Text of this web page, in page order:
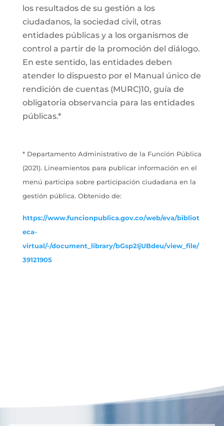
los resultados de su gestión a los
ciudadanos, la sociedad civil, otras
entidades públicas y a los organismos de
control a partir de la promoción del diálogo.
En este sentido, las entidades deben
atender lo dispuesto por el Manual único de
rendición de cuentas (MURC)10, guía de
obligatoria observancia para las entidades
públicas.*
* Departamento Administrativo de la Función Pública
(2021). Lineamientos para publicar información en el
menú participa sobre participación ciudadana en la
gestión pública. Obtenido de:
https://www.funcionpublica.gov.co/web/eva/bibliot
eca-
virtual/-/document_library/bGsp2IjUBdeu/view_file/
39121905